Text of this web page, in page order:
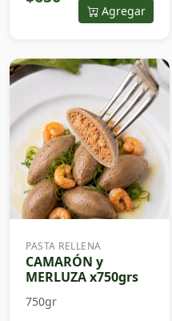
Agregar
PASTA RELLENA
CAMARÓN y
MERLUZA x750grs
750gr